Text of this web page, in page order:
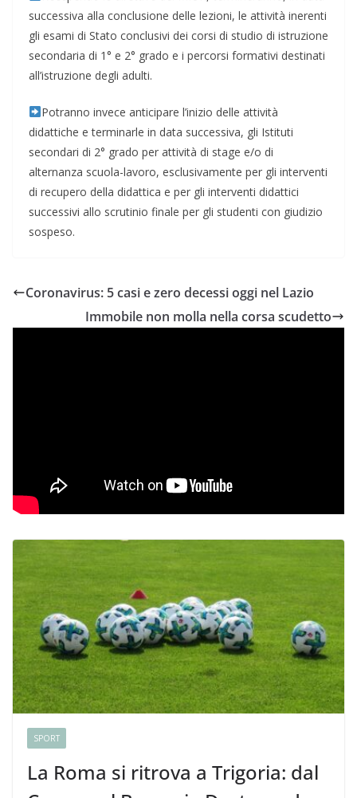
successiva alla conclusione delle lezioni, le attività inerenti
gli esami di Stato conclusivi dei corsi di studio di istruzione
secondaria di 1° e 2° grado e i percorsi formativi destinati
all’istruzione degli adulti.
Potranno invece anticipare l’inizio delle attività
didattiche e terminarle in data successiva, gli Istituti
secondari di 2° grado per attività di stage e/o di
alternanza scuola-lavoro, esclusivamente per gli interventi
di recupero della didattica e per gli interventi didattici
successivi allo scrutinio finale per gli studenti con giudizio
sospeso.
Coronavirus: 5 casi e zero decessi oggi nel Lazio
Immobile non molla nella corsa scudetto
SPORT
La Roma si ritrova a Trigoria: dal